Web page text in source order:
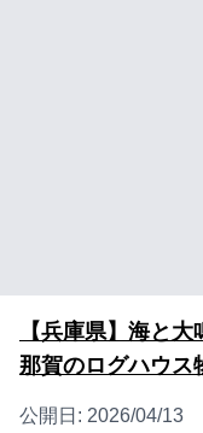
【兵庫県】海と
那賀のログハウス
公開日: 2026/04/13